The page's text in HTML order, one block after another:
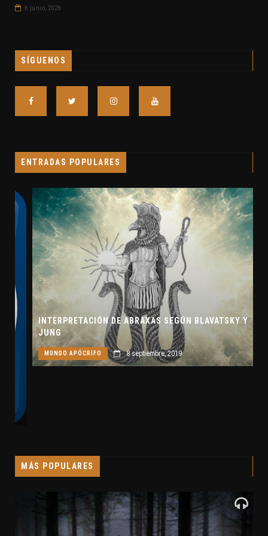
6 junio, 2026
SÍGUENOS
ENTRADAS POPULARES
INTERPRETACIÓN DE ABRAXAS SEGÚN BLAVATSKY Y
JUNG
MUNDO APÓCRIFO 8 septiembre, 2019
MÁS POPULARES